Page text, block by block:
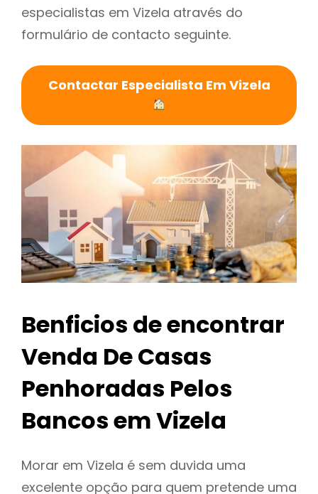
especialistas em Vizela através do
formulário de contacto seguinte.
Contactar Especialista Em Vizela
Benficios de encontrar
Venda De Casas
Penhoradas Pelos
Bancos em Vizela
Morar em Vizela é sem duvida uma
excelente opção para quem pretende uma